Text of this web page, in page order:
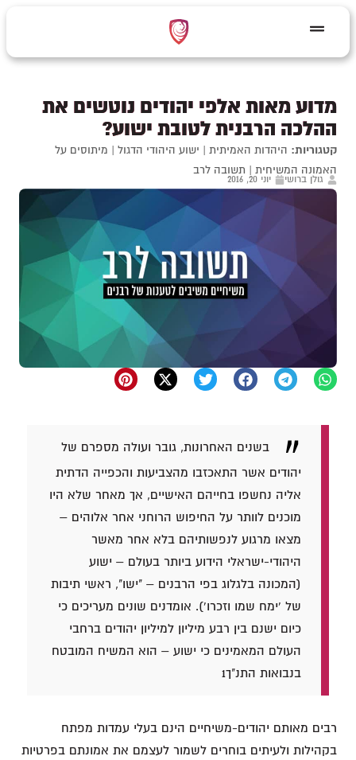
מדוע מאות אלפי יהודים נוטשים את
ההלכה הרבנית לטובת ישוע?
קטגוריות: היהדות האמיתית | ישוע היהודי הדגול | מיתוסים על
האמונה המשיחית | תשובה לרב
גולן ברושי יוני 20, 2016
בשנים האחרונות, גובר ועולה מספרם של
יהודים אשר התאכזבו מהצביעות והכפייה הדתית
אליה נחשפו בחייהם האישיים, אך מאחר שלא היו
מוכנים לוותר על החיפוש הרוחני אחר אלוהים –
מצאו מרגוע לנפשותיהם בלא אחר מאשר
היהודי-ישראלי הידוע ביותר בעולם – ישוע
(המכונה בלגלוג בפי הרבנים – "ישו", ראשי תיבות
של 'ימח שמו וזכרו'). אומדנים שונים מעריכים כי
כיום ישנם בין רבע מיליון למיליון יהודים ברחבי
העולם המאמינים כי ישוע – הוא המשיח המובטח
בנבואות התנ"ך1
רבים מאותם יהודים-משיחיים הינם בעלי עמדות מפתח
בקהילות ולעיתים בוחרים לשמור לעצמם את אמונתם בפרטיות